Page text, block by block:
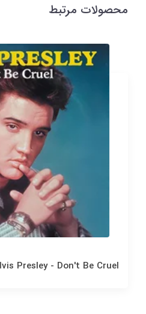
محصولات مرتبط
Presley - Don't Be Cruel